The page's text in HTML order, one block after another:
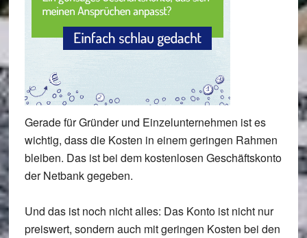
Gerade fürGründer und Einzelunternehmen ist es
wichtig, dass die Kosten in einemgeringen Rahmen
bleiben. Das ist bei dem kostenlosen Geschäftskonto
der Netbankgegeben.
Und das ist noch nicht alles: Das Konto ist nicht nur
preiswert, sondern auch mitgeringen Kosten bei den